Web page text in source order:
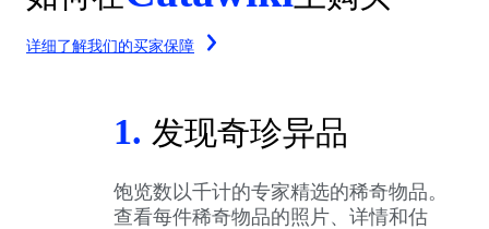
详细了解我们的买家保障
1. 发现奇珍异品
饱览数以千计的专家精选的稀奇物品。
查看每件稀奇物品的照片、详情和估